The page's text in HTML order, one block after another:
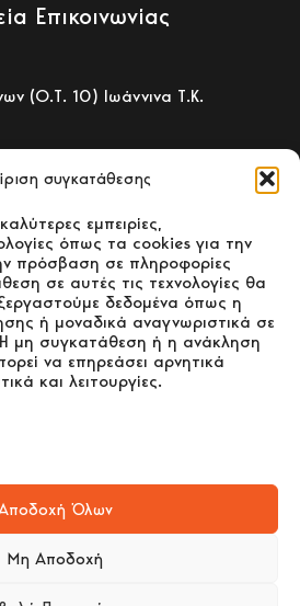
συγκατάθεσης
εμπειρίες,
όπως τα cookies για την
πρόσβαση σε πληροφορίες
σε αυτές τις τεχνολογίες θα
δεδομένα όπως η
ή μοναδικά αναγνωριστικά σε
μη συγκατάθεση ή η ανάκληση
να επηρεάσει αρνητικά
και λειτουργίες.
Όλων
Μη Αποδοχή
Επικοινωνίας
(Ο.Τ. 10) Ιωάννινα Τ.Κ.
Ε.Ο. Ιωαννίνων –
Ιωάννινα Τ.Κ. 455 00
stoves.gr
- Τετάρτη -
- Παρασκευή: 8:30-14:00